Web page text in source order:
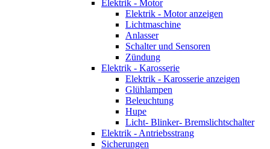
Elektrik - Motor
Elektrik - Motor anzeigen
Lichtmaschine
Anlasser
Schalter und Sensoren
Zündung
Elektrik - Karosserie
Elektrik - Karosserie anzeigen
Glühlampen
Beleuchtung
Hupe
Licht- Blinker- Bremslichtschalter
Elektrik - Antriebsstrang
Sicherungen